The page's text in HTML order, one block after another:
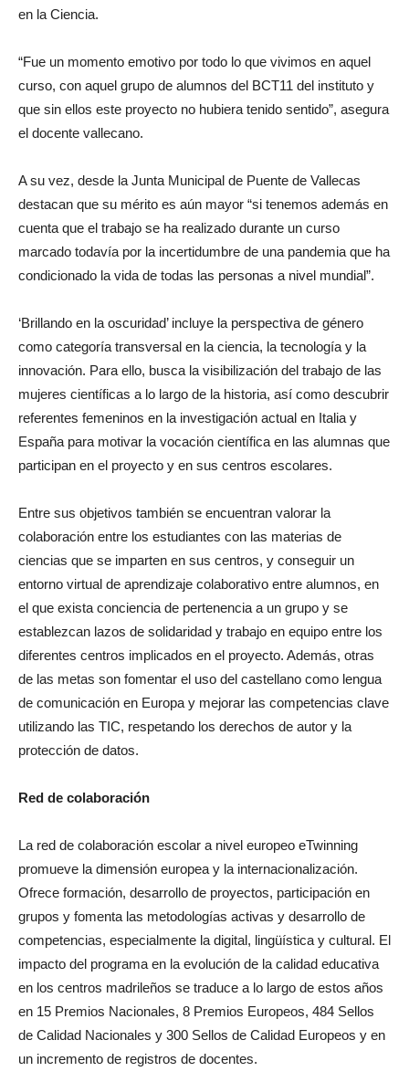
en la Ciencia.
“Fue un momento emotivo por todo lo que vivimos en aquel
curso, con aquel grupo de alumnos del BCT11 del instituto y
que sin ellos este proyecto no hubiera tenido sentido”, asegura
el docente vallecano.
A su vez, desde la Junta Municipal de Puente de Vallecas
destacan que su mérito es aún mayor “si tenemos además en
cuenta que el trabajo se ha realizado durante un curso
marcado todavía por la incertidumbre de una pandemia que ha
condicionado la vida de todas las personas a nivel mundial”.
‘Brillando en la oscuridad’ incluye la perspectiva de género
como categoría transversal en la ciencia, la tecnología y la
innovación. Para ello, busca la visibilización del trabajo de las
mujeres científicas a lo largo de la historia, así como descubrir
referentes femeninos en la investigación actual en Italia y
España para motivar la vocación científica en las alumnas que
participan en el proyecto y en sus centros escolares.
Entre sus objetivos también se encuentran valorar la
colaboración entre los estudiantes con las materias de
ciencias que se imparten en sus centros, y conseguir un
entorno virtual de aprendizaje colaborativo entre alumnos, en
el que exista conciencia de pertenencia a un grupo y se
establezcan lazos de solidaridad y trabajo en equipo entre los
diferentes centros implicados en el proyecto. Además, otras
de las metas son fomentar el uso del castellano como lengua
de comunicación en Europa y mejorar las competencias clave
utilizando las TIC, respetando los derechos de autor y la
protección de datos.
Red de colaboración
La red de colaboración escolar a nivel europeo eTwinning
promueve la dimensión europea y la internacionalización.
Ofrece formación, desarrollo de proyectos, participación en
grupos y fomenta las metodologías activas y desarrollo de
competencias, especialmente la digital, lingüística y cultural. El
impacto del programa en la evolución de la calidad educativa
en los centros madrileños se traduce a lo largo de estos años
en 15 Premios Nacionales, 8 Premios Europeos, 484 Sellos
de Calidad Nacionales y 300 Sellos de Calidad Europeos y en
un incremento de registros de docentes.